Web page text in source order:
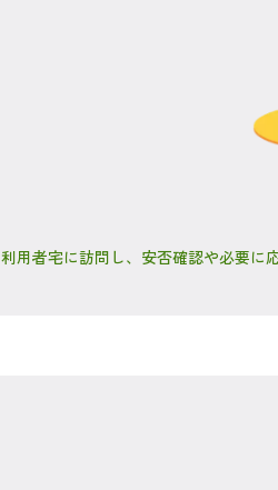
利用者宅に訪問し、安否確認や必要に